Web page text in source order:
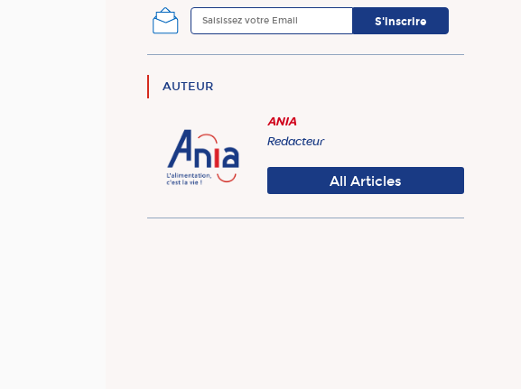
AUTEUR
ANIA
Redacteur
All Articles